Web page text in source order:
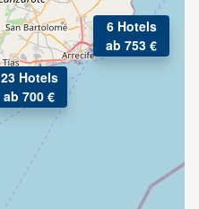
6 Hotels
ab 753 €
23 Hotels
ab 700 €